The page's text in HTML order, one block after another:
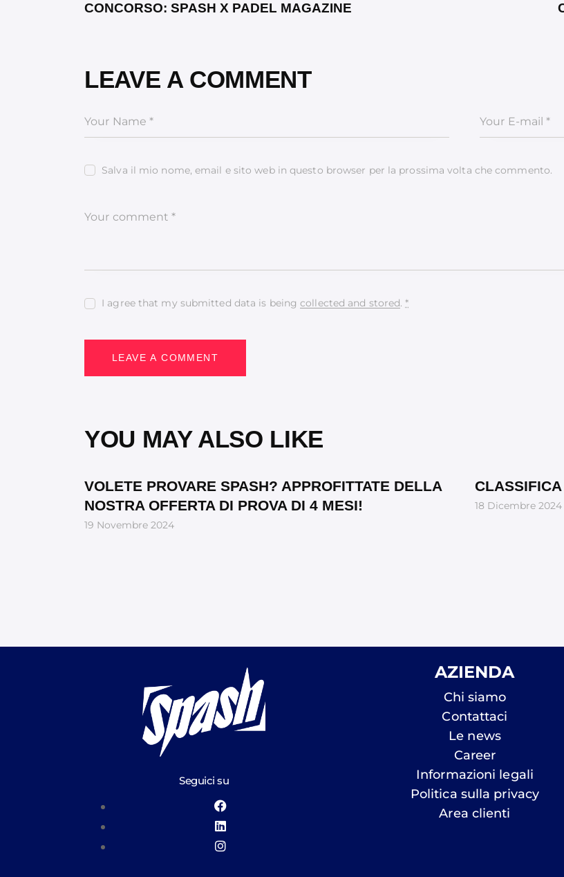
CONCORSO: SPASH X PADEL MAGAZINE
LEAVE A COMMENT
Salva il mio nome, email e sito web in questo browser per la prossima volta che commento.
I agree that my submitted data is beingcollected and stored.*
YOU MAY ALSO LIKE
VOLETE PROVARE SPASH? APPROFITTATE DELLA
NOSTRA OFFERTA DI PROVA DI 4 MESI!
19 Novembre 2024
18 Dicembre 2024
Seguici su
AZIENDA
Chi siamo
Contattaci
Le news
Career
Informazioni legali
Politica sulla privacy
Area clienti